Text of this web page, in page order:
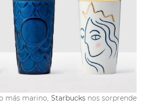
más marino, Starbucksnos sorprende